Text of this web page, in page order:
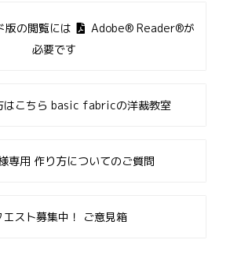
の閲覧には
Adobe® Reader®が
必要です
こちら basic fabricの洋裁教室
専用 作り方についてのご質問
エスト募集中！ ご意見箱